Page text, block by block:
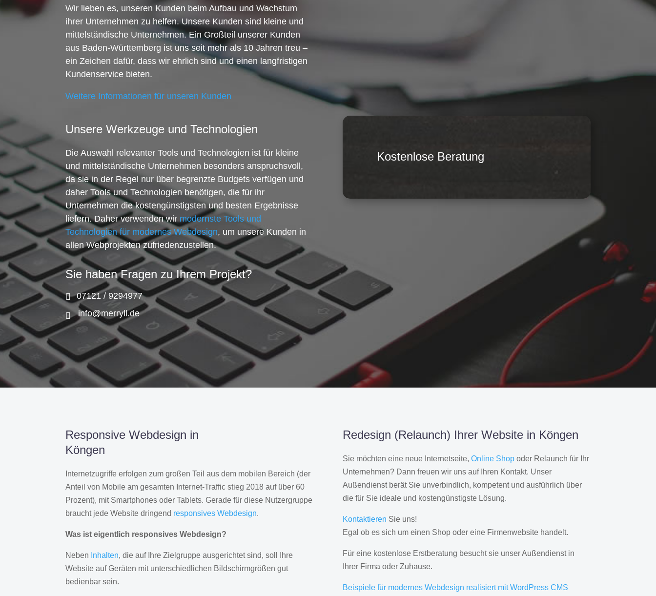
Wir lieben es, unseren Kunden beim Aufbau und Wachstum
ihrer Unternehmen zu helfen. Unsere Kunden sind kleine und
mittelständische Unternehmen. Ein Großteil unserer Kunden
aus Baden-Württemberg ist uns seit mehr als 10 Jahren treu –
ein Zeichen dafür, dass wir ehrlich sind und einen langfristigen
Kundenservice bieten.
Weitere Informationen für unseren Kunden
Unsere Werkzeuge und Technologien
Die Auswahl relevanter Tools und Technologien ist für kleine
und mittelständische Unternehmen besonders anspruchsvoll,
da sie in der Regel nur über begrenzte Budgets verfügen und
daher Tools und Technologien benötigen, die für ihr
Unternehmen die kostengünstigsten und besten Ergebnisse
liefern. Daher verwenden wir modernste Tools und
Technologien für modernes Webdesign, um unsere Kunden in
allen Webprojekten zufriedenzustellen.
Sie haben Fragen zu Ihrem Projekt?
07121 / 9294977
info@merryll.de
Kostenlose Beratung
Responsive Webdesign in
Köngen
Internetzugriffe erfolgen zum großen Teil aus dem mobilen Bereich (der
Anteil von Mobile am gesamten Internet-Traffic stieg 2018 auf über 60
Prozent), mit Smartphones oder Tablets. Gerade für diese Nutzergruppe
braucht jede Website dringend responsives Webdesign.
Was ist eigentlich responsives Webdesign?
Neben Inhalten, die auf Ihre Zielgruppe ausgerichtet sind, soll Ihre
Website auf Geräten mit unterschiedlichen Bildschirmgrößen gut
bedienbar sein.
Redesign (Relaunch) Ihrer Website in Köngen
Sie möchten eine neue Internetseite, Online Shopoder Relaunch für Ihr
Unternehmen? Dann freuen wir uns auf Ihren Kontakt. Unser
Außendienst berät Sie unverbindlich, kompetent und ausführlich über
die für Sie ideale und kostengünstigste Lösung.
Kontaktieren Sie uns!
Egal ob es sich um einen Shop oder eine Firmenwebsite handelt.
Für eine kostenlose Erstberatung besucht sie unser Außendienst in
Ihrer Firma oder Zuhause.
Beispiele für modernes Webdesign realisiert mit WordPress CMS